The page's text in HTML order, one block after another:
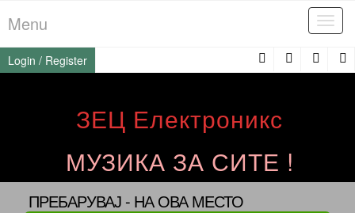
to
the
content
Menu
Login / Register
ЗЕЦ Електроникс
МУЗИКА ЗА СИТЕ !
ПРЕБАРУВАЈ - НА ОВА МЕСТО